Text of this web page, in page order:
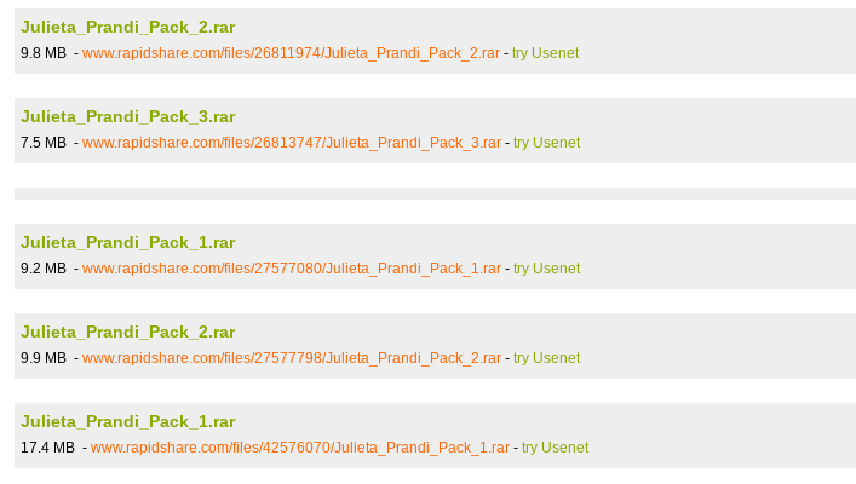
Julieta_Prandi_Pack_2.rar
9.8 MB - www.rapidshare.com/files/26811974/Julieta_Prandi_Pack_2.rar - try Usenet
Julieta_Prandi_Pack_3.rar
7.5 MB - www.rapidshare.com/files/26813747/Julieta_Prandi_Pack_3.rar - try Usenet
Julieta_Prandi_Pack_1.rar
9.2 MB - www.rapidshare.com/files/27577080/Julieta_Prandi_Pack_1.rar - try Usenet
Julieta_Prandi_Pack_2.rar
9.9 MB - www.rapidshare.com/files/27577798/Julieta_Prandi_Pack_2.rar - try Usenet
Julieta_Prandi_Pack_1.rar
17.4 MB - www.rapidshare.com/files/42576070/Julieta_Prandi_Pack_1.rar - try Usenet